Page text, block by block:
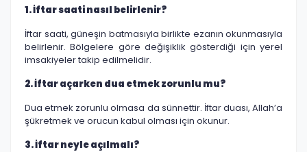
1. İftar saati nasıl belirlenir?
İftar saati, güneşin batmasıyla birlikte ezanın okunmasıyla
belirlenir. Bölgelere göre değişiklik gösterdiği için yerel
imsakiyeler takip edilmelidir.
2. İftar açarken dua etmek zorunlu mu?
Dua etmek zorunlu olmasa da sünnettir. İftar duası, Allah’a
şükretmek ve orucun kabul olması için okunur.
3. İftar neyle açılmalı?